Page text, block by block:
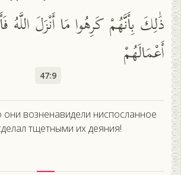
ذَٰلِكَ بِأَنَّهُمْ كَرِهُوا مَا أَنْزَلَ اللَّهُ
أَعْمَالَهُمْ
47:9
они возненавидели ниспосланное
тщетными их деяния!